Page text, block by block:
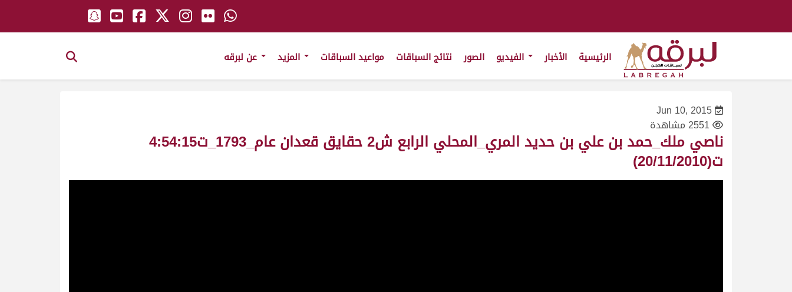
الرئيسية الأخبار الصور نتائج السباقات مواعيد السباقات
Jun 10, 2015
2551 مشاهدة
ناصي ملك_حمد بن علي بن حديد المري_المحلي الرابع ش2 حقايق قعدان عام_1793_ت4:54:15
ت(20/11/2010)